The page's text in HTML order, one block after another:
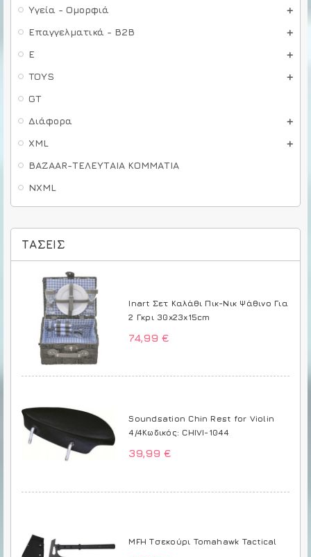
Υγεία - Ομορφιά
Επαγγελματικά - B2B
E
TOYS
GT
Διάφορα
XML
BAZAAR-ΤΕΛΕΥΤΑΙΑ ΚΟΜΜΑΤΙΑ
NXML
ΤΆΣΕΙΣ
Inart Σετ Καλάθι Πικ-Νικ Ψάθινο Για
2 Γκρι 30x23x15cm
74,99 €
Soundsation Chin Rest for Violin
4/4Κωδικός: CHIVI-1044
39,99 €
MFH Τσεκούρι Tomahawk Tactical